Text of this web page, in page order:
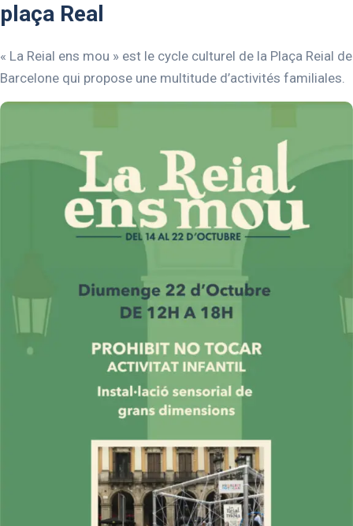
plaça Real
« La Reial ens mou » est le cycle culturel de la Plaça Reial de
Barcelone qui propose une multitude d’activités familiales.